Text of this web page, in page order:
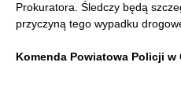
Prokuratora. Śledczy będą
przyczyną tego wypadku
Komenda Powiatowa Policji w